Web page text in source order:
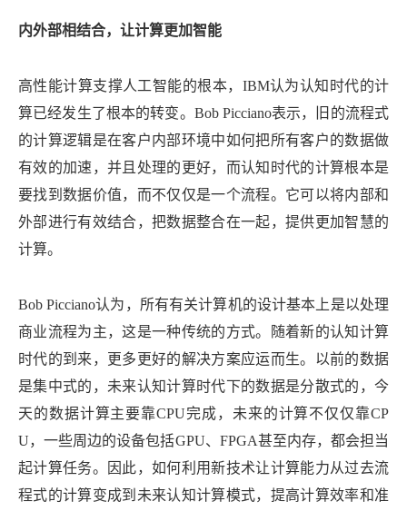
内外部相结合，让计算更加智能
高性能计算支撑人工智能的根本，IBM认为认知时代的计
算已经发生了根本的转变。Bob Picciano表示，旧的流程式
的计算逻辑是在客户内部环境中如何把所有客户的数据做
有效的加速，并且处理的更好，而认知时代的计算根本是
要找到数据价值，而不仅仅是一个流程。它可以将内部和
外部进行有效结合，把数据整合在一起，提供更加智慧的
计算。
Bob Picciano认为，所有有关计算机的设计基本上是以处理
商业流程为主，这是一种传统的方式。随着新的认知计算
时代的到来，更多更好的解决方案应运而生。以前的数据
是集中式的，未来认知计算时代下的数据是分散式的，今
天的数据计算主要靠CPU完成，未来的计算不仅仅靠CP
U，一些周边的设备包括GPU、FPGA甚至内存，都会担当
起计算任务。因此，如何利用新技术让计算能力从过去流
程式的计算变成到未来认知计算模式，提高计算效率和准